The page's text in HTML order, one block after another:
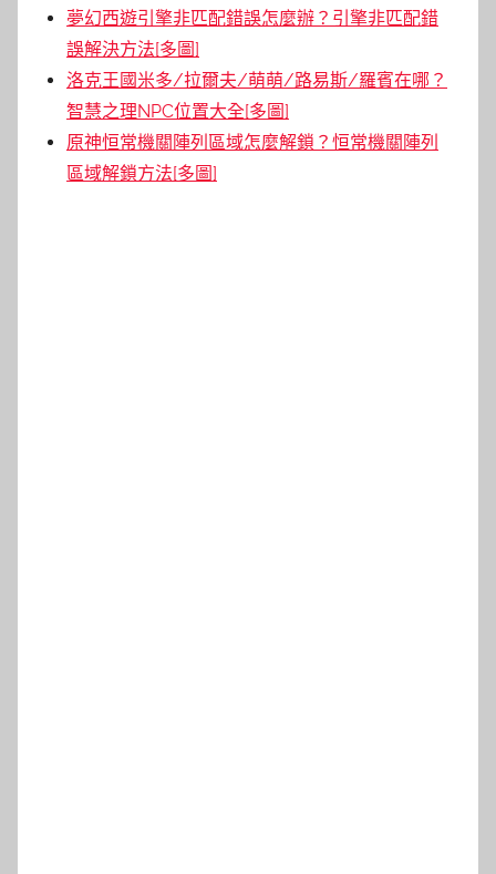
夢幻西遊引擎非匹配錯誤怎麼辦？引擎非匹配錯
誤解決方法[多圖]
洛克王國米多/拉爾夫/萌萌/路易斯/羅賓在哪？
智慧之理NPC位置大全[多圖]
原神恒常機關陣列區域怎麼解鎖？恒常機關陣列
區域解鎖方法[多圖]